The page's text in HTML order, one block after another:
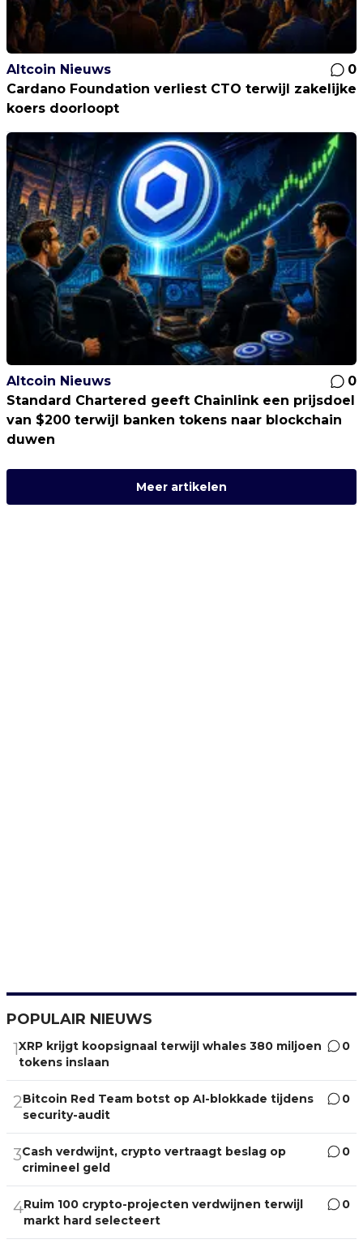
Altcoin Nieuws
0
Cardano Foundation verliest CTO terwijl zakelijke
koers doorloopt
Altcoin Nieuws
0
Standard Chartered geeft Chainlink een prijsdoel
van $200 terwijl banken tokens naar blockchain
duwen
Meer artikelen
POPULAIR NIEUWS
1XRP krijgt koopsignaal terwijl whales 380 miljoen
tokens inslaan
0
2Bitcoin Red Team botst op AI-blokkade tijdens
security-audit
0
3Cash verdwijnt, crypto vertraagt beslag op
crimineel geld
0
4Ruim 100 crypto-projecten verdwijnen terwijl
markt hard selecteert
0